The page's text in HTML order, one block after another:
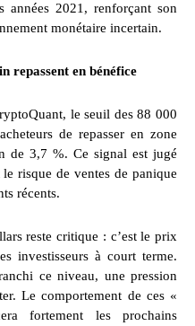
années 2021, renforçant son
monétaire incertain.
repassent en bénéfice
le seuil des 88 000
de repasser en zone
de 3,7 %. Ce signal est jugé
risque de ventes de panique
récents.
reste critique : c’est le prix
investisseurs à court terme.
ce niveau, une pression
Le comportement de ces «
fortement les prochains